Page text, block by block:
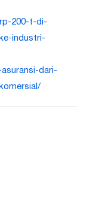
200-t-di-
industri-
dari-